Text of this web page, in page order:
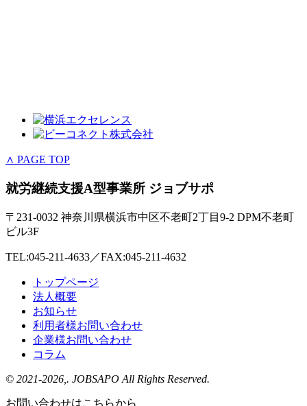
∧ PAGE TOP
就労継続支援A型事業所 ジョブサポ
〒231-0032 神奈川県横浜市中区不老町2丁目9-2 DPM不老町
ビル3F
TEL:045-211-4633／FAX:045-211-4632
トップページ
法人概要
お知らせ
利用者様お問い合わせ
企業様お問い合わせ
コラム
© 2021-2026,. JOBSAPO All Rights Reserved.
お問い合わせはこちらから